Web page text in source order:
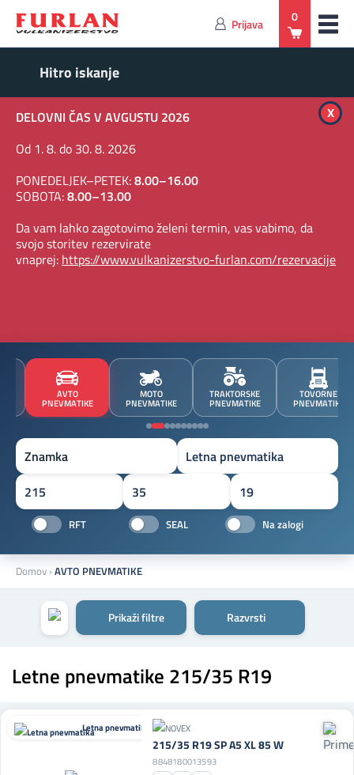
Prijava 0
DELOVNI ČAS V AVGUSTU 2026
Od 1. 8. do 30. 8. 2026
PONEDELJEK–PETEK:8.00–16.00
SOBOTA:8.00–13.00
Da vam lahko zagotovimo želeni termin, vas vabimo, da
svojo storitev rezervirate
vnaprej: https://www.vulkanizerstvo-furlan.com/rezervacije
x
AVTO
PNEVMATIKE
MOTO
PNEVMATIKE
TRAKTORSKE
PNEVMATIKE
TOVORNE
PNEVMATIKE
Znamka
RFT SEAL Na zalogi
Domov ›AVTO PNEVMATIKE
Prikaži filtre Razvrsti
Letne pnevmatike 215/35 R19
Letna pnevmatika
215/35 R19 SP A5 XL 85 W
8848180013593